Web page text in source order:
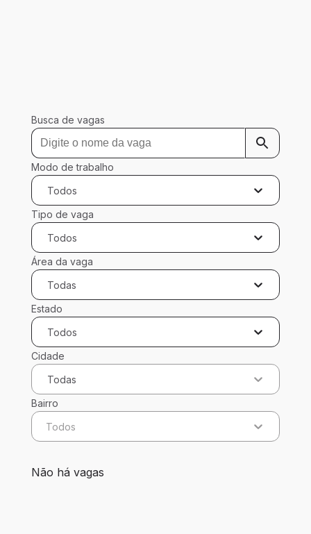
Busca de vagas
Modo de trabalho
Todos
Tipo de vaga
Todos
Área da vaga
Todas
Estado
Todos
Cidade
Todas
Bairro
Todos
0 vagas encontradas para 0 filtros aplicados
Não há vagas